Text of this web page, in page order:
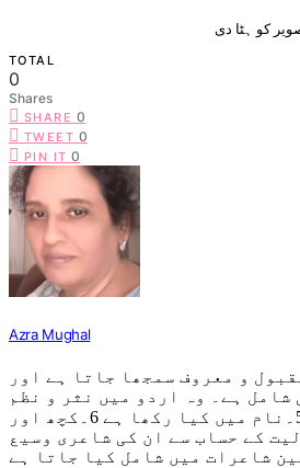
کو ہٹا دی
TOTAL
0
Shares
SHARE 0
TWEET 0
PIN IT 0
Azra Mughal
و معروف سمجھا جاتا ہے اور
ہے۔ وہ اردو میں نثر و نظم
دونوں لکھتی ہیں۔ اب تک انکی چھ کتب منظر عام پر آچکی ہیں 1۔خیال خام 2۔عکس خاموشی 3۔سمندر کو شائید کچھ کہنا ہے 4۔جو من میں آیا 5۔نام میں کیا رکھا ہے 6۔کچھ اور
کے حساب سے ان کی شاعری وسیع
شاعرات میں شامل کیا جاتا ہے